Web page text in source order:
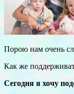
Порою нам очень
Как же
Сегодня я хочу